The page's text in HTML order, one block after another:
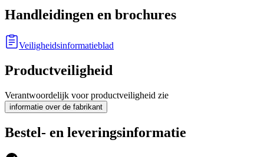
Handleidingen en brochures
Veiligheidsinformatieblad
Productveiligheid
Verantwoordelijk voor productveiligheid zie
informatie over de fabrikant
Bestel- en leveringsinformatie